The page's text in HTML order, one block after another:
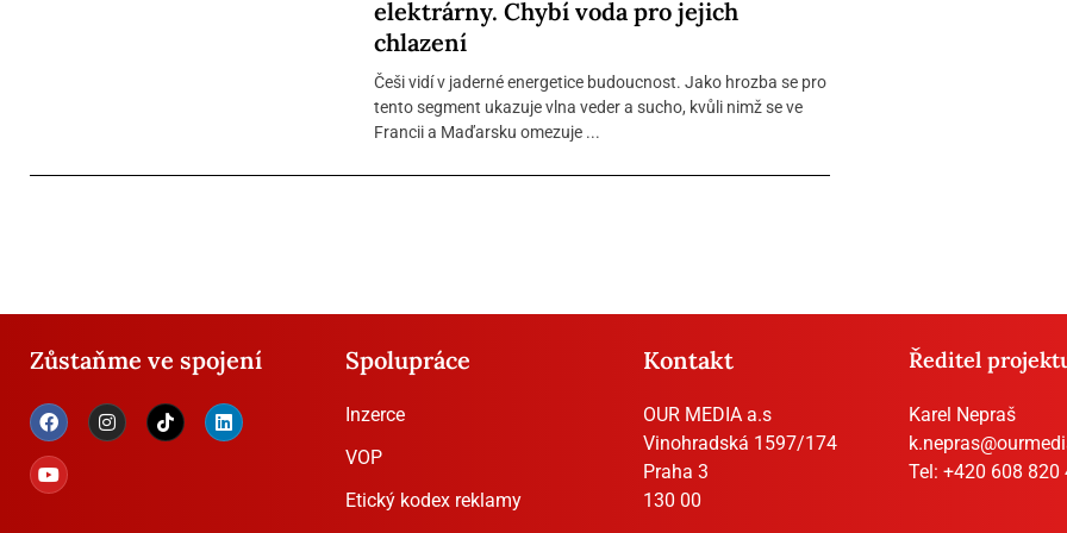
elektrárny. Chybí voda pro jejich
chlazení
Češi vidí v jaderné energetice budoucnost. Jako hrozba se pro
tento segment ukazuje vlna veder a sucho, kvůli nimž se ve
Francii a Maďarsku omezuje ...
Zůstaňme ve spojení Spolupráce
Inzerce
VOP
Etický kodex reklamy
Kontakt
OUR MEDIA a.s
Vinohradská 1597/174
Praha 3
130 00
Ředitel
Karel Nepraš
Tel: +420 608 820